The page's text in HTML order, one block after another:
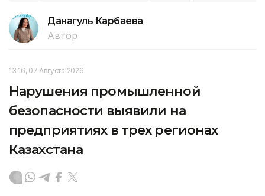
Данагуль Карбаева
Автор
13:16, 07 Августа 2026
Нарушения промышленной
безопасности выявили на
предприятиях в трех регионах
Казахстана